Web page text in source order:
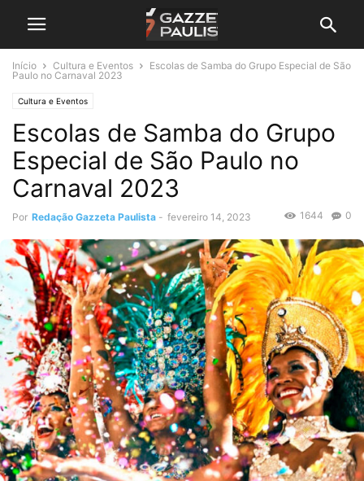
Início Cultura e Eventos
Escolas de Samba do Grupo Especial de São
Paulo no Carnaval 2023
Cultura e Eventos
Escolas de Samba do Grupo
Especial de São Paulo no
Carnaval 2023
Por Redação Gazzeta Paulista - fevereiro 14, 2023 0
1644